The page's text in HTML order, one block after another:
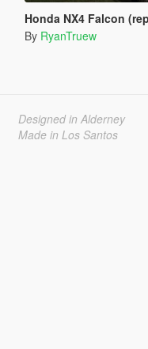
Honda NX4 Falcon
By RyanTruew
Designed in Alderney
Made in Los Santos